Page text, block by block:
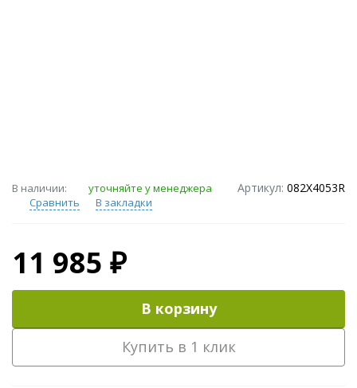
В наличии: уточняйте у менеджера Артикул: 082X4053R
Сравнить В закладки
11 985 ₽
В корзину
Купить в 1 клик